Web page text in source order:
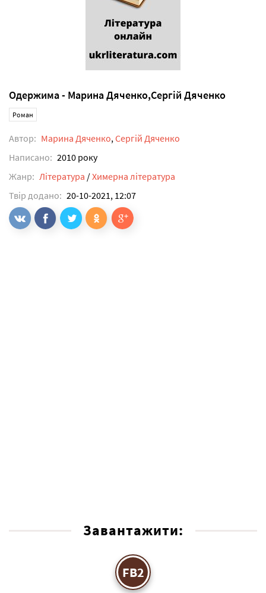
Одержима - Марина Дяченко,Сергій Дяченко
Роман
Автор: Марина Дяченко,Сергій Дяченко
Написано: 2010 року
Жанр: Література /Химерна література
Твір додано: 20-10-2021, 12:07
Завантажити:
FB2